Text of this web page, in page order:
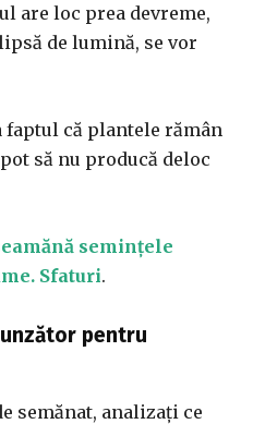
are loc prea devreme,
de lumină, se vor
faptul că plantele rămân
să nu producă deloc
semințele
Sfaturi.
pentru
semănat, analizați ce